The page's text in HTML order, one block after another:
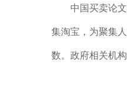
中国买卖论
集淘宝，为聚集
数。政府相关机